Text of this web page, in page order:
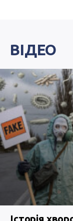
ВІДЕО
Історія